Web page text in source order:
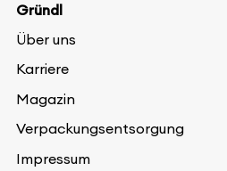
Gründl
Über uns
Karriere
Magazin
Verpackungsentsorgung
Impressum